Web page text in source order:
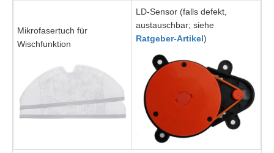
Mikrofasertuch für
Wischfunktion
LD-Sensor (falls defekt,
austauschbar; siehe
Ratgeber-Artikel)